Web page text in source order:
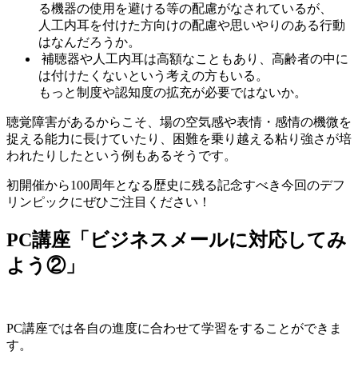
る機器の使用を避ける等の配慮がなされているが、
人工内耳を付けた方向けの配慮や思いやりのある行動
はなんだろうか。
補聴器や人工内耳は高額なこともあり、高齢者の中に
は付けたくないという考えの方もいる。
もっと制度や認知度の拡充が必要ではないか。
聴覚障害があるからこそ、場の空気感や表情・感情の機微を
捉える能力に長けていたり、困難を乗り越える粘り強さが培
われたりしたという例もあるそうです。
初開催から100周年となる歴史に残る記念すべき今回のデフ
リンピックにぜひご注目ください！
PC講座「ビジネスメールに対応してみ
よう②」
PC講座では各自の進度に合わせて学習をすることができま
す。